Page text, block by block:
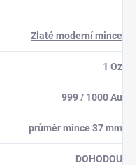
Zlaté moderní mince
1 Oz
999 / 1000 Au
průměr mince 37 mm
DOHODOU